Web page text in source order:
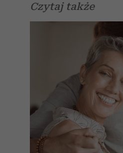
Czytaj także